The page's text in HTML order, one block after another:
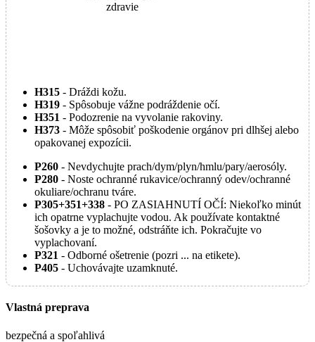
zdravie
H315 - Dráždi kožu.
H319 - Spôsobuje vážne podráždenie očí.
H351 - Podozrenie na vyvolanie rakoviny.
H373 - Môže spôsobiť poškodenie orgánov pri dlhšej alebo
opakovanej expozícii.
P260 - Nevdychujte prach/dym/plyn/hmlu/pary/aerosóly.
P280 - Noste ochranné rukavice/ochranný odev/ochranné
okuliare/ochranu tváre.
P305+351+338 - PO ZASIAHNUTÍ OČÍ: Niekoľko minút
ich opatrne vyplachujte vodou. Ak používate kontaktné
šošovky a je to možné, odstráňte ich. Pokračujte vo
vyplachovaní.
P321 - Odborné ošetrenie (pozri ... na etikete).
P405 - Uchovávajte uzamknuté.
Vlastná preprava
bezpečná a spoľahlivá